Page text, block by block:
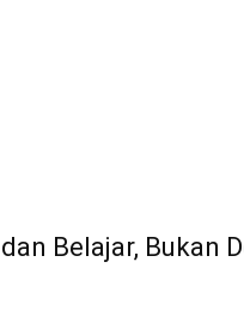
Belajar, Bukan